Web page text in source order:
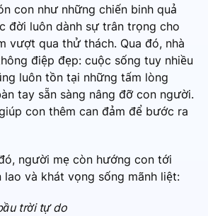
con như những chiến binh quả
đời luôn dành sự trân trọng cho
vượt qua thử thách. Qua đó, nhà
điệp đẹp: cuộc sống tuy nhiều
luôn tồn tại những tấm lòng
tay sẵn sàng nâng đỡ con người.
con thêm can đảm để bước ra
người mẹ còn hướng con tới
và khát vọng sống mãnh liệt:
trời tự do